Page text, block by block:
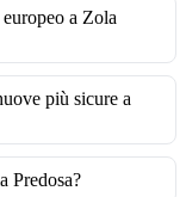
a Zola
più sicure a
Predosa?